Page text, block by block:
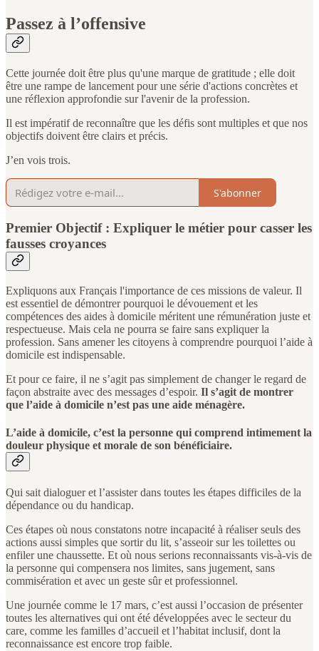
Passez à l’offensive
Cette journée doit être plus qu'une marque de gratitude ; elle doit
être une rampe de lancement pour une série d'actions concrètes et
une réflexion approfondie sur l'avenir de la profession.
Il est impératif de reconnaître que les défis sont multiples et que nos
objectifs doivent être clairs et précis.
J’en vois trois.
S'abonner
Premier Objectif : Expliquer le métier pour casser les
fausses croyances
Expliquons aux Français l'importance de ces missions de valeur. Il
est essentiel de démontrer pourquoi le dévouement et les
compétences des aides à domicile méritent une rémunération juste et
respectueuse. Mais cela ne pourra se faire sans expliquer la
profession. Sans amener les citoyens à comprendre pourquoi l’aide à
domicile est indispensable.
Et pour ce faire, il ne s’agit pas simplement de changer le regard de
façon abstraite avec des messages d’espoir. Il s’agit de montrer
que l’aide à domicile n’est pas une aide ménagère.
L’aide à domicile, c’est la personne qui comprend intimement la
douleur physique et morale de son bénéficiaire.
Qui sait dialoguer et l’assister dans toutes les étapes difficiles de la
dépendance ou du handicap.
Ces étapes où nous constatons notre incapacité à réaliser seuls des
actions aussi simples que sortir du lit, s’asseoir sur les toilettes ou
enfiler une chaussette. Et où nous serions reconnaissants vis-à-vis de
la personne qui compensera nos limites, sans jugement, sans
commisération et avec un geste sûr et professionnel.
Une journée comme le 17 mars, c’est aussi l’occasion de présenter
toutes les alternatives qui ont été développées avec le secteur du
care, comme les familles d’accueil et l’habitat inclusif, dont la
reconnaissance est encore trop faible.